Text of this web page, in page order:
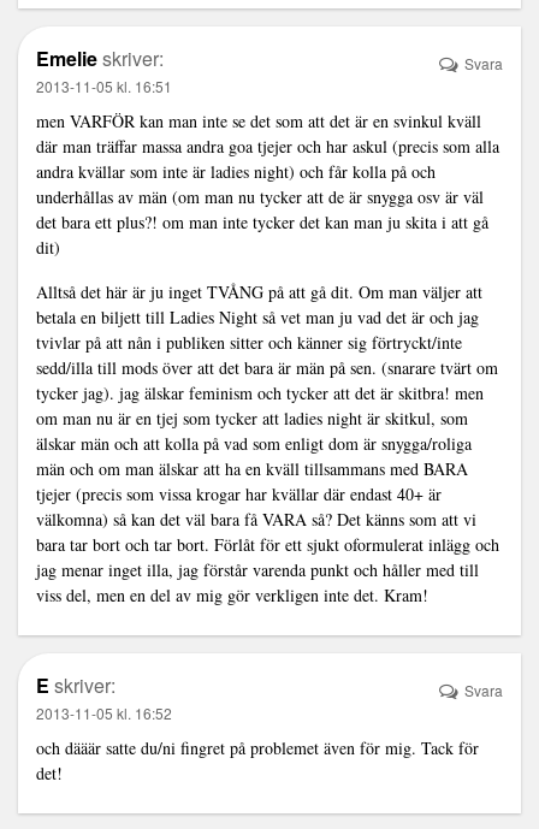
Emelieskriver:
2013-11-05 kl. 16:51
men VARFÖR kan man inte se det som att det är en svinkul kväll
där man träffar massa andra goa tjejer och har askul (precis som alla
andra kvällar som inte är ladies night) och får kolla på och
underhållas av män (om man nu tycker att de är snygga osv är väl
det bara ett plus?! om man inte tycker det kan man ju skita i att gå
dit)
Alltså det här är ju inget TVÅNG på att gå dit. Om man väljer att
betala en biljett till Ladies Night så vet man ju vad det är och jag
tvivlar på att nån i publiken sitter och känner sig förtryckt/inte
sedd/illa till mods över att det bara är män på sen. (snarare tvärt om
tycker jag). jag älskar feminism och tycker att det är skitbra! men
om man nu är en tjej som tycker att ladies night är skitkul, som
älskar män och att kolla på vad som enligt dom är snygga/roliga
män och om man älskar att ha en kväll tillsammans med BARA
tjejer (precis som vissa krogar har kvällar där endast 40+ är
välkomna) så kan det väl bara få VARA så? Det känns som att vi
bara tar bort och tar bort. Förlåt för ett sjukt oformulerat inlägg och
jag menar inget illa, jag förstår varenda punkt och håller med till
viss del, men en del av mig gör verkligen inte det. Kram!
Svara
E skriver:
2013-11-05 kl. 16:52
och dääär satte du/ni fingret på problemet även för mig. Tack för
det!
Svara